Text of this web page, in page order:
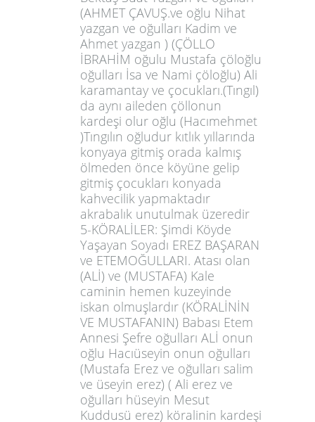
(AHMET ÇAVUŞ.ve oğlu Nihat
yazgan ve oğulları Kadim ve
Ahmet yazgan ) (ÇÖLLO
İBRAHİM oğulu Mustafa çöloğlu
oğulları İsa ve Nami çöloğlu) Ali
karamantay ve çocukları.(Tıngıl)
da aynı aileden çöllonun
kardeşi olur oğlu (Hacımehmet
)Tıngılın oğludur kıtlık yıllarında
konyaya gitmiş orada kalmış
ölmeden önce köyüne gelip
gitmiş çocukları konyada
kahvecilik yapmaktadır
akrabalık unutulmak üzeredir
5-KÖRALİLER: Şimdi Köyde
Yaşayan Soyadı EREZ BAŞARAN
ve ETEMOĞULLARI. Atası olan
(ALİ) ve (MUSTAFA) Kale
caminin hemen kuzeyinde
iskan olmuşlardır (KÖRALİNİN
VE MUSTAFANIN) Babası Etem
Annesi Şefre oğulları ALİ onun
oğlu Hacıüseyin onun oğulları
(Mustafa Erez ve oğulları salim
ve üseyin erez) ( Ali erez ve
oğulları hüseyin Mesut
Kuddusü erez) köralinin kardeşi